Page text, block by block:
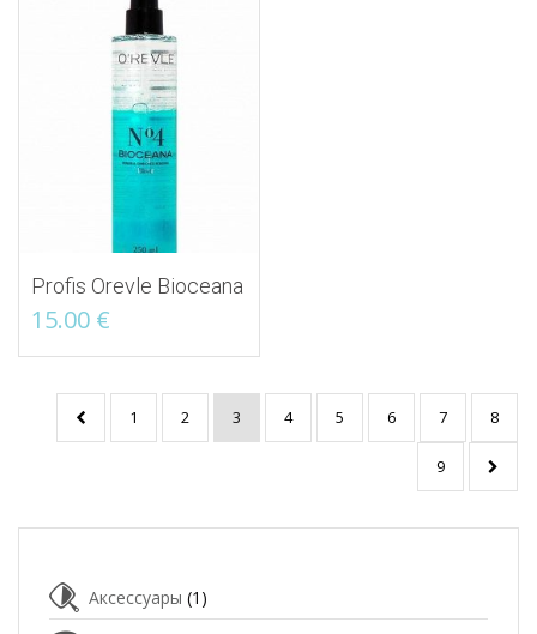
Profis Orevle Bioceana
15.00 €
1 2 3 4 5 6 7 8
9
Аксессуары (1)